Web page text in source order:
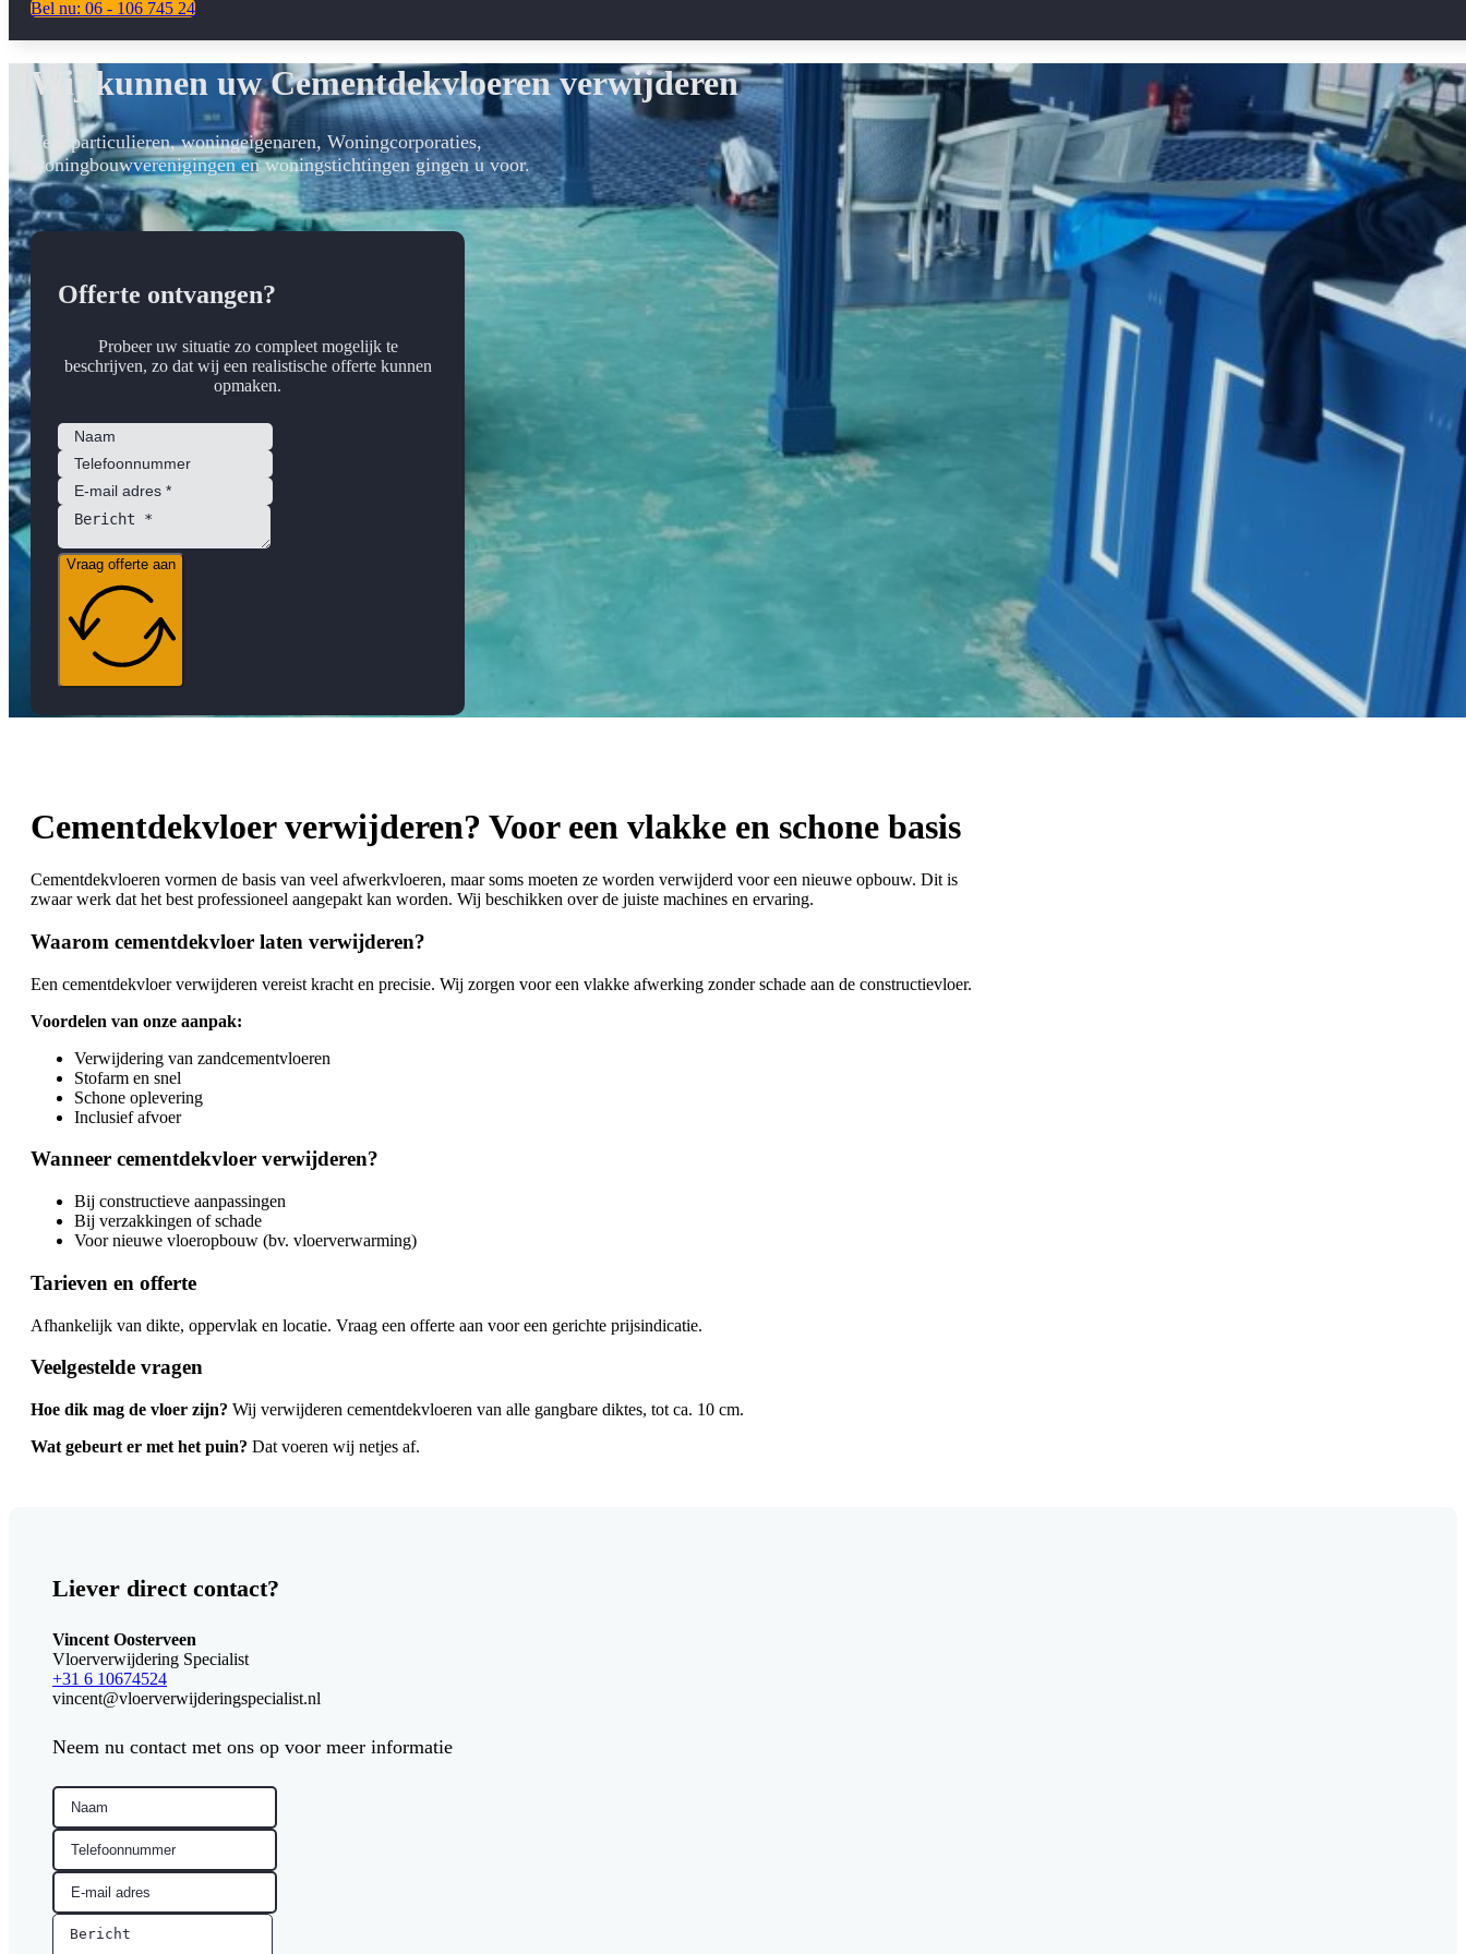
Bel nu: 06 - 106 745 24
Wij kunnen uw Cementdekvloeren verwijderen
Vele particulieren, woningeigenaren, Woningcorporaties,
woningbouwverenigingen en woningstichtingen gingen u voor.
Offerte ontvangen?
Probeer uw situatie zo compleet mogelijk te
beschrijven, zo dat wij een realistische offerte kunnen
opmaken.
Vraag offerte aan
Cementdekvloer verwijderen? Voor een vlakke en schone basis
Cementdekvloeren vormen de basis van veel afwerkvloeren, maar soms moeten ze worden verwijderd voor een nieuwe opbouw. Dit is
zwaar werk dat het best professioneel aangepakt kan worden. Wij beschikken over de juiste machines en ervaring.
Waarom cementdekvloer laten verwijderen?
Een cementdekvloer verwijderen vereist kracht en precisie. Wij zorgen voor een vlakke afwerking zonder schade aan de constructievloer.
Voordelen van onze aanpak:
Verwijdering van zandcementvloeren
Stofarm en snel
Schone oplevering
Inclusief afvoer
Wanneer cementdekvloer verwijderen?
Bij constructieve aanpassingen
Bij verzakkingen of schade
Voor nieuwe vloeropbouw (bv. vloerverwarming)
Tarieven en offerte
Afhankelijk van dikte, oppervlak en locatie. Vraag een offerte aan voor een gerichte prijsindicatie.
Veelgestelde vragen
Hoe dik mag de vloer zijn? Wij verwijderen cementdekvloeren van alle gangbare diktes, tot ca. 10 cm.
Wat gebeurt er met het puin? Dat voeren wij netjes af.
Liever direct contact?
Vincent Oosterveen
Vloerverwijdering Specialist
+31 6 10674524
vincent@vloerverwijderingspecialist.nl
Neem nu contact met ons op voor meer informatie